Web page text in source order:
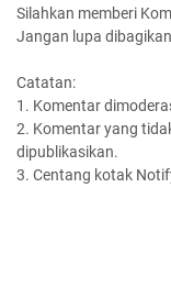
Silahkan memberi
Jangan lupa
Catatan:
1. Komentar
2. Komentar yang
dipublikasikan.
3. Centang kotak